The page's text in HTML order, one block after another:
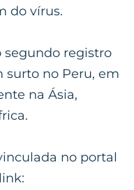
do vírus.
segundo registro
surto no Peru, em
na Ásia,
no portal